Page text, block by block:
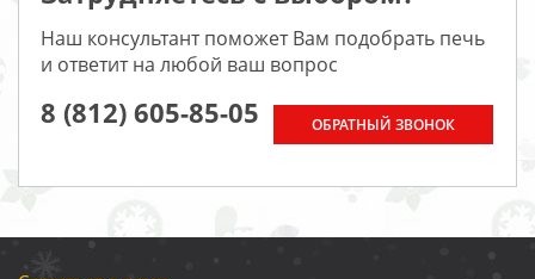
Наш консультант поможет Вам подобрать печь
и ответит на любой ваш вопрос
8 (812) 605-85-05 ОБРАТНЫЙ ЗВОНОК